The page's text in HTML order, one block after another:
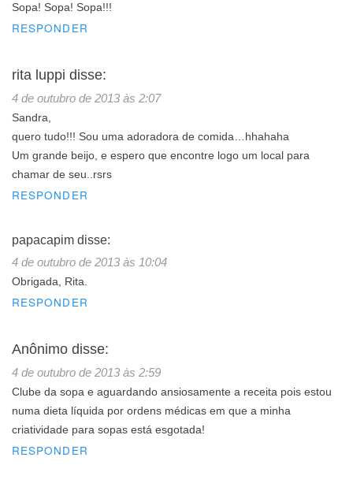
Sopa! Sopa! Sopa!!!
RESPONDER
rita luppi disse:
4 de outubro de 2013 às 2:07
Sandra,
quero tudo!!! Sou uma adoradora de comida…hhahaha
Um grande beijo, e espero que encontre logo um local para
chamar de seu..rsrs
RESPONDER
papacapim disse:
4 de outubro de 2013 às 10:04
Obrigada, Rita.
RESPONDER
Anônimo disse:
4 de outubro de 2013 às 2:59
Clube da sopa e aguardando ansiosamente a receita pois estou
numa dieta líquida por ordens médicas em que a minha
criatividade para sopas está esgotada!
RESPONDER